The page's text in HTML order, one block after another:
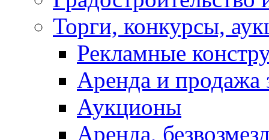
Торги, конкурсы,
Рекламные
Аренда и продажа
Аукционы
Аренда,